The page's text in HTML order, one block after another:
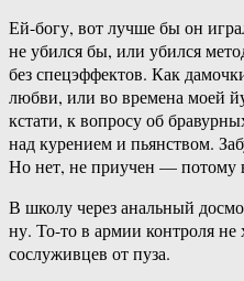
Ей-богу, вот лучше бы он
не убился бы, или убился
без спецэффектов. Как
любви, или во времена моей
кстати, к вопросу об
над курением и пьянством.
Но нет, не приучен — потому
В школу через анальный
ну. То-то в армии контроля не
сослуживцев от пуза.